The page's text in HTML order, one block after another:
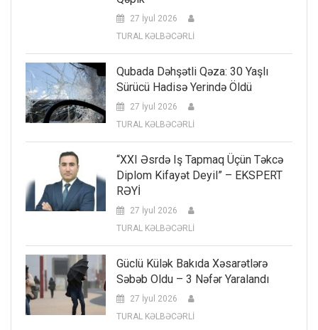
27 İyul 2026
TURAL KƏLBƏCƏRLİ
Qubada Dəhşətli Qəza: 30 Yaşlı
Sürücü Hadisə Yerində Öldü
27 İyul 2026
TURAL KƏLBƏCƏRLİ
“XXI Əsrdə Iş Tapmaq Üçün Təkcə
Diplom Kifayət Deyil” – EKSPERT
RƏYİ
27 İyul 2026
TURAL KƏLBƏCƏRLİ
Güclü Külək Bakıda Xəsarətlərə
Səbəb Oldu – 3 Nəfər Yaralandı
27 İyul 2026
TURAL KƏLBƏCƏRLİ